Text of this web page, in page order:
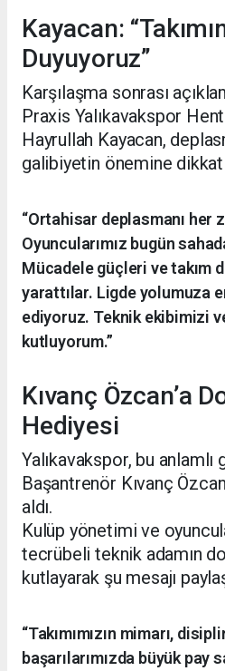
Kayacan:
Duyuyoruz”
Karşılaşma sonrası
Praxis Yalıkavakspor
Hayrullah Kayacan,
galibiyetin önemine
“Ortahisar deplasmanı her
Oyuncularımız bugün
Mücadele güçleri ve takım
yarattılar. Ligde yolumuza
ediyoruz. Teknik ekibimizi
kutluyorum.”
Kıvanç Özcan’a
Hediyesi
Yalıkavakspor, bu anlamlı
Başantrenör Kıvanç
aldı.
Kulüp yönetimi ve
tecrübeli teknik adamın
kutlayarak şu mesajı
“Takımımızın mimarı,
başarılarımızda büyük pay